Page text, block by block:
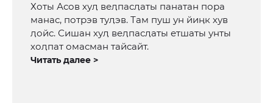
Хоты Асов хуӆ веӆпасӆаты панатан пора
манас, потрэв туӆэв. Там пуш ун йиӊк хув
ӆойс. Сишан хуӆ веӆпасӆаты етшаты унты
хоӆпат омасман тайсайт.
Читать далее >